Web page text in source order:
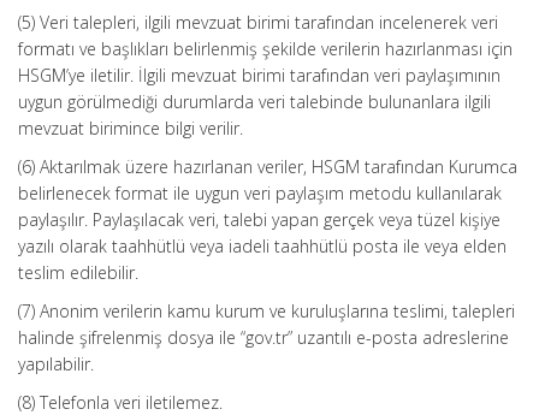
(5) Veri talepleri, ilgili mevzuat birimi tarafından incelenerek veri
formatı ve başlıkları belirlenmiş şekilde verilerin hazırlanması için
HSGM’ye iletilir. İlgili mevzuat birimi tarafından veri paylaşımının
uygun görülmediği durumlarda veri talebinde bulunanlara ilgili
mevzuat birimince bilgi verilir.
(6) Aktarılmak üzere hazırlanan veriler, HSGM tarafından Kurumca
belirlenecek format ile uygun veri paylaşım metodu kullanılarak
paylaşılır. Paylaşılacak veri, talebi yapan gerçek veya tüzel kişiye
yazılı olarak taahhütlü veya iadeli taahhütlü posta ile veya elden
teslim edilebilir.
(7) Anonim verilerin kamu kurum ve kuruluşlarına teslimi, talepleri
halinde şifrelenmiş dosya ile “gov.tr” uzantılı e-posta adreslerine
yapılabilir.
(8) Telefonla veri iletilemez.